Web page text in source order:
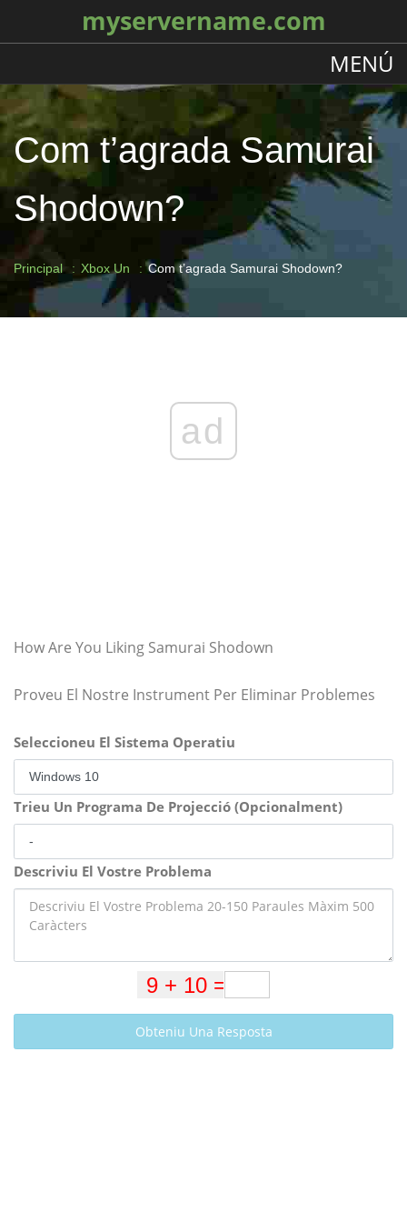
myservername.com
MENÚ
Com t’agrada Samurai
Shodown?
Principal Xbox Un Com t’agrada Samurai Shodown?
ad
How Are You Liking Samurai Shodown
Proveu El Nostre Instrument Per Eliminar Problemes
Seleccioneu El Sistema Operatiu
Trieu Un Programa De Projecció (Opcionalment)
Descriviu El Vostre Problema
Obteniu Una Resposta